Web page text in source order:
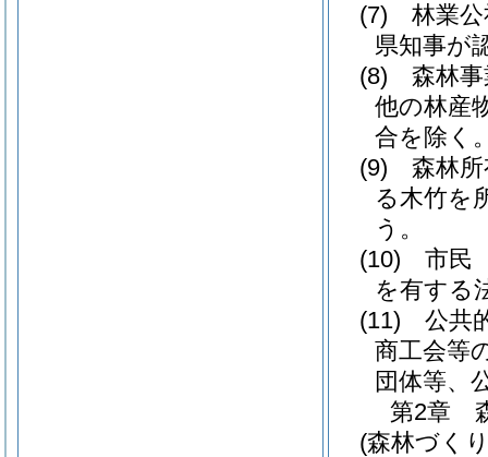
(7)
林業
県知事が
(8)
森林
他の林産
合を除く
(9)
森林
る木竹を
う。
(10)
市民
を有する
(11)
公共
商工会等
団体等、
第2章
(森林づく